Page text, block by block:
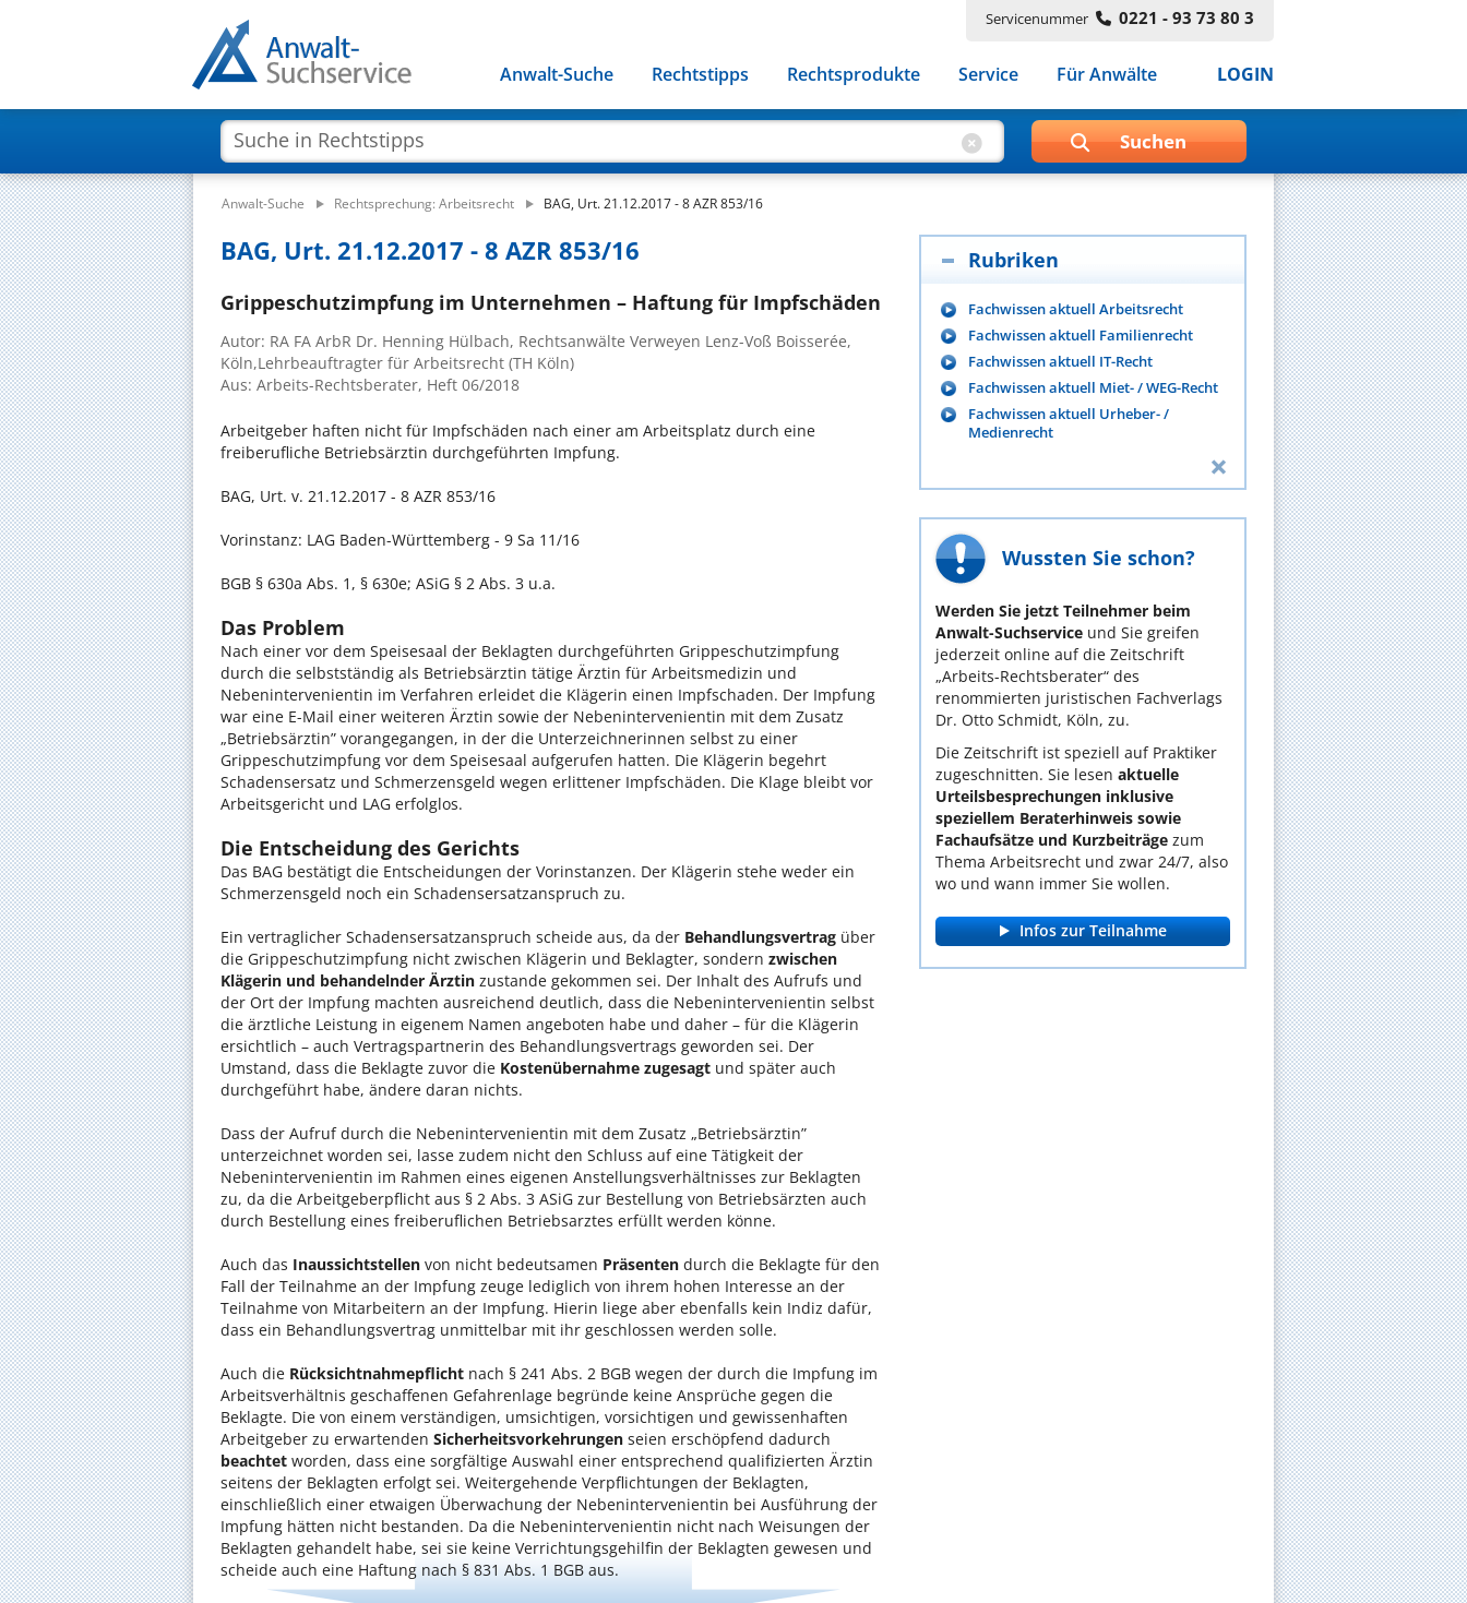
Servicenummer 0221 - 93 73 80 3
Anwalt-Suche Rechtstipps Rechtsprodukte Service Für Anwälte LOGIN
Anwalt-Suche Rechtsprechung: Arbeitsrecht BAG, Urt. 21.12.2017 - 8 AZR 853/16
BAG, Urt. 21.12.2017 - 8 AZR 853/16
Grippeschutzimpfung im Unternehmen – Haftung für Impfschäden
Autor: RA FA ArbR Dr. Henning Hülbach, Rechtsanwälte Verweyen Lenz-Voß Boisserée,
Köln,Lehrbeauftragter für Arbeitsrecht (TH Köln)
Aus: Arbeits-Rechtsberater, Heft 06/2018
Arbeitgeber haften nicht für Impfschäden nach einer am Arbeitsplatz durch eine
freiberufliche Betriebsärztin durchgeführten Impfung.
BAG, Urt. v. 21.12.2017 - 8 AZR 853/16
Vorinstanz: LAG Baden-Württemberg - 9 Sa 11/16
BGB § 630a Abs. 1, § 630e; ASiG § 2 Abs. 3 u.a.
Das Problem
Nach einer vor dem Speisesaal der Beklagten durchgeführten Grippeschutzimpfung
durch die selbstständig als Betriebsärztin tätige Ärztin für Arbeitsmedizin und
Nebenintervenientin im Verfahren erleidet die Klägerin einen Impfschaden. Der Impfung
war eine E-Mail einer weiteren Ärztin sowie der Nebenintervenientin mit dem Zusatz
„Betriebsärztin” vorangegangen, in der die Unterzeichnerinnen selbst zu einer
Grippeschutzimpfung vor dem Speisesaal aufgerufen hatten. Die Klägerin begehrt
Schadensersatz und Schmerzensgeld wegen erlittener Impfschäden. Die Klage bleibt vor
Arbeitsgericht und LAG erfolglos.
Die Entscheidung des Gerichts
Das BAG bestätigt die Entscheidungen der Vorinstanzen. Der Klägerin stehe weder ein
Schmerzensgeld noch ein Schadensersatzanspruch zu.
Ein vertraglicher Schadensersatzanspruch scheide aus, da der Behandlungsvertrag über
die Grippeschutzimpfung nicht zwischen Klägerin und Beklagter, sondern zwischen
Klägerin und behandelnder Ärztin zustande gekommen sei. Der Inhalt des Aufrufs und
der Ort der Impfung machten ausreichend deutlich, dass die Nebenintervenientin selbst
die ärztliche Leistung in eigenem Namen angeboten habe und daher – für die Klägerin
ersichtlich – auch Vertragspartnerin des Behandlungsvertrags geworden sei. Der
Umstand, dass die Beklagte zuvor die Kostenübernahme zugesagt und später auch
durchgeführt habe, ändere daran nichts.
Dass der Aufruf durch die Nebenintervenientin mit dem Zusatz „Betriebsärztin”
unterzeichnet worden sei, lasse zudem nicht den Schluss auf eine Tätigkeit der
Nebenintervenientin im Rahmen eines eigenen Anstellungsverhältnisses zur Beklagten
zu, da die Arbeitgeberpflicht aus § 2 Abs. 3 ASiG zur Bestellung von Betriebsärzten auch
durch Bestellung eines freiberuflichen Betriebsarztes erfüllt werden könne.
Auch das Inaussichtstellen von nicht bedeutsamen Präsenten durch die Beklagte für den
Fall der Teilnahme an der Impfung zeuge lediglich von ihrem hohen Interesse an der
Teilnahme von Mitarbeitern an der Impfung. Hierin liege aber ebenfalls kein Indiz dafür,
dass ein Behandlungsvertrag unmittelbar mit ihr geschlossen werden solle.
Auch die Rücksichtnahmepflicht nach § 241 Abs. 2 BGB wegen der durch die Impfung im
Arbeitsverhältnis geschaffenen Gefahrenlage begründe keine Ansprüche gegen die
Beklagte. Die von einem verständigen, umsichtigen, vorsichtigen und gewissenhaften
Arbeitgeber zu erwartenden Sicherheitsvorkehrungen seien erschöpfend dadurch
beachtet worden, dass eine sorgfältige Auswahl einer entsprechend qualifizierten Ärztin
seitens der Beklagten erfolgt sei. Weitergehende Verpflichtungen der Beklagten,
einschließlich einer etwaigen Überwachung der Nebenintervenientin bei Ausführung der
Impfung hätten nicht bestanden. Da die Nebenintervenientin nicht nach Weisungen der
Beklagten gehandelt habe, sei sie keine Verrichtungsgehilfin der Beklagten gewesen und
scheide auch eine Haftung nach § 831 Abs. 1 BGB aus.
Rubriken
Fachwissen aktuell Arbeitsrecht
Fachwissen aktuell Familienrecht
Fachwissen aktuell IT-Recht
Fachwissen aktuell Miet- / WEG-Recht
Fachwissen aktuell Urheber- /
Medienrecht
Wussten Sie schon?
Werden Sie jetzt Teilnehmer beim
Anwalt-Suchservice und Sie greifen
jederzeit online auf die Zeitschrift
„Arbeits-Rechtsberater“ des
renommierten juristischen Fachverlags
Dr. Otto Schmidt, Köln, zu.
Die Zeitschrift ist speziell auf Praktiker
zugeschnitten. Sie lesen aktuelle
Urteilsbesprechungen inklusive
speziellem Beraterhinweis sowie
Fachaufsätze und Kurzbeiträge zum
Thema Arbeitsrecht und zwar 24/7, also
wo und wann immer Sie wollen.
Infos zur Teilnahme